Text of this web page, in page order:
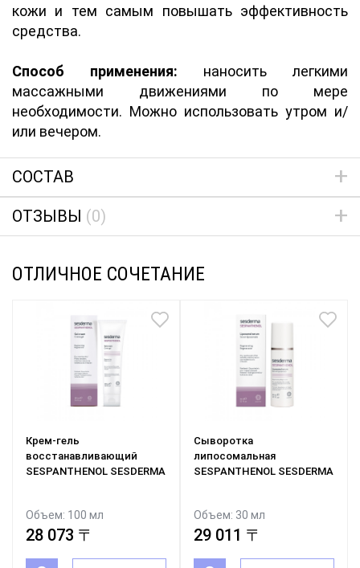
кожи и тем самым повышать эффективность
средства.
Способ применения: наносить легкими
массажными движениями по мере
необходимости. Можно использовать утром и/
или вечером.
СОСТАВ
ОТЗЫВЫ (0)
ОТЛИЧНОЕ СОЧЕТАНИЕ
Крем-гель
восстанавливающий
SESPANTHENOL SESDERMA
Объем: 100 мл
28 073 〒
Сыворотка
липосомальная
SESPANTHENOL SESDERMA
Объем: 30 мл
29 011 〒